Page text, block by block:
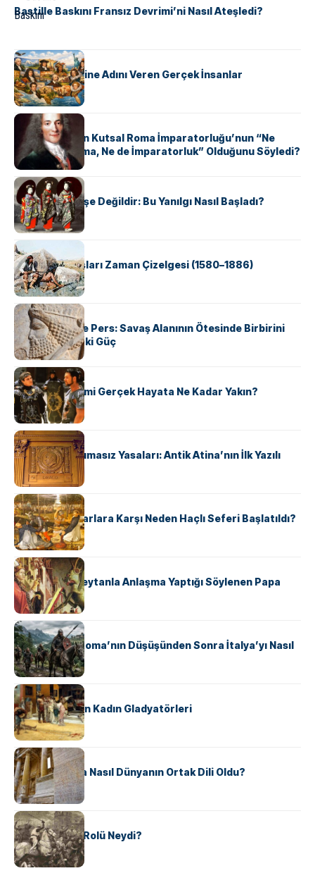
Bastille Baskını Fransız Devrimi’ni Nasıl Ateşledi?
KÜLTÜR
ABD Eyaletlerine Adını Veren Gerçek İnsanlar
KÜLTÜR
Voltaire Neden Kutsal Roma İmparatorluğu’nun “Ne
Kutsal, Ne Roma, Ne de İmparatorluk” Olduğunu Söyledi?
KÜLTÜR
Geyşalar Fahişe Değildir: Bu Yanılgı Nasıl Başladı?
KÜLTÜR
Apache Savaşları Zaman Çizelgesi (1580–1886)
KÜLTÜR
Antik Yunan ve Pers: Savaş Alanının Ötesinde Birbirini
Şekillendiren İki Güç
KÜLTÜR
‘Gladiator’ Filmi Gerçek Hayata Ne Kadar Yakın?
KÜLTÜR
Draco’nun Acımasız Yasaları: Antik Atina’nın İlk Yazılı
Hukuk Kodu
KÜLTÜR
Avrupalı ​​Katharlara Karşı Neden Haçlı Seferi Başlatıldı?
KÜLTÜR
II. Silvester: Şeytanla Anlaşma Yaptığı Söylenen Papa
KÜLTÜR
Ostrogotlar Roma’nın Düşüşünden Sonra İtalya’yı Nasıl
Ele Geçirdi?
KÜLTÜR
Antik Roma’nın Kadın Gladyatörleri
KÜLTÜR
Antik Yunanca Nasıl Dünyanın Ortak Dili Oldu?
KÜLTÜR
Valdensler’in Rolü Neydi?